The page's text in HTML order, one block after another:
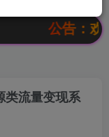
公告：欢迎访
类流量变现系